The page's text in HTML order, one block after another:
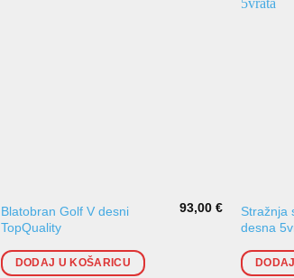
Blatobran Golf V desni
TopQuality
93,00€
DODAJ U KOŠARICU
Stražnja
desna